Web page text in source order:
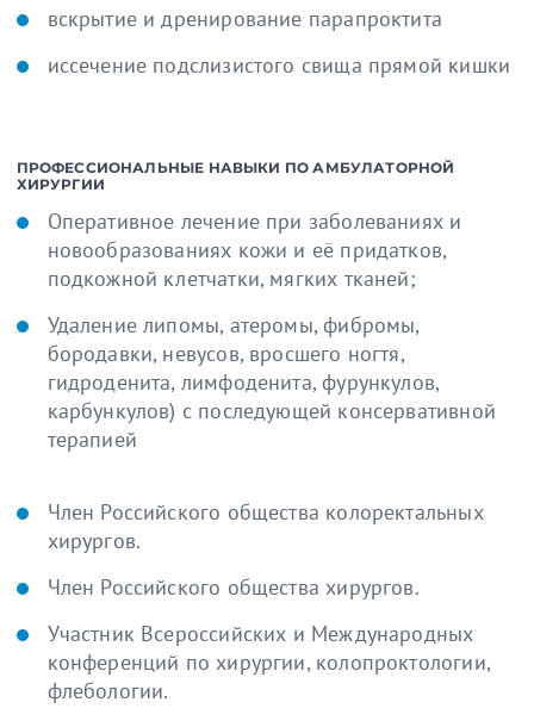
вскрытие и дренирование парапроктита
иссечение подслизистого свища прямой кишки
ПРОФЕССИОНАЛЬНЫЕ НАВЫКИ ПО АМБУЛАТОРНОЙ
ХИРУРГИИ
Оперативное лечение при заболеваниях и
новообразованиях кожи и её придатков,
подкожной клетчатки, мягких тканей;
Удаление липомы, атеромы, фибромы,
бородавки, невусов, вросшего ногтя,
гидроденита, лимфоденита, фурункулов,
карбункулов) с последующей консервативной
терапией
Член Российского общества колоректальных
хирургов.
Член Российского общества хирургов.
Участник Всероссийских и Международных
конференций по хирургии, колопроктологии,
флебологии.